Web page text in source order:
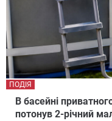
В басейні
потонув 2-річний
ПОДІЯ